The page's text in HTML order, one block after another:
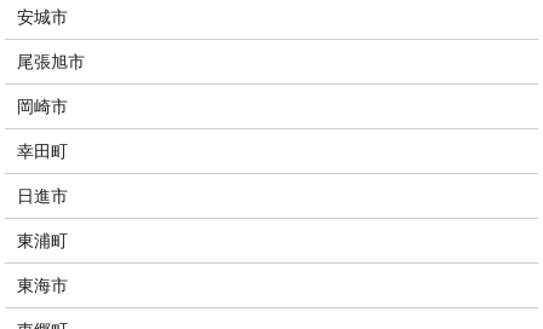
安城市
尾張旭市
岡崎市
幸田町
日進市
東浦町
東海市